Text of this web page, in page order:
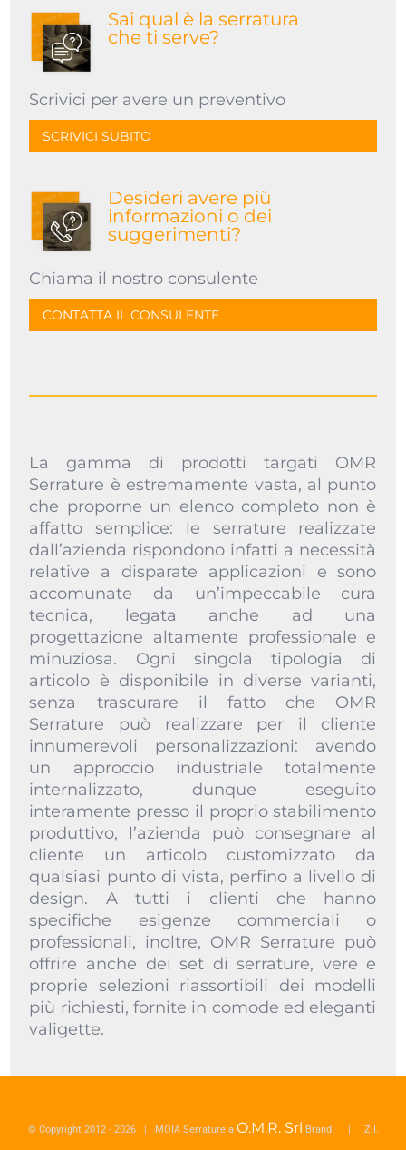
Sai qual è la serratura
che ti serve?
Scrivici per avere un preventivo
SCRIVICI SUBITO
Desideri avere più
informazioni o dei
suggerimenti?
Chiama il nostro consulente
CONTATTA IL CONSULENTE
La gamma di prodotti targati OMR
Serrature è estremamente vasta, al punto
che proporne un elenco completo non è
affatto semplice: le serrature realizzate
dall’azienda rispondono infatti a necessità
relative a disparate applicazioni e sono
accomunate da un’impeccabile cura
tecnica, legata anche ad una
progettazione altamente professionale e
minuziosa. Ogni singola tipologia di
articolo è disponibile in diverse varianti,
senza trascurare il fatto che OMR
Serrature può realizzare per il cliente
innumerevoli personalizzazioni: avendo
un approccio industriale totalmente
internalizzato, dunque eseguito
interamente presso il proprio stabilimento
produttivo, l’azienda può consegnare al
cliente un articolo customizzato da
qualsiasi punto di vista, perfino a livello di
design. A tutti i clienti che hanno
specifiche esigenze commerciali o
professionali, inoltre, OMR Serrature può
offrire anche dei set di serrature, vere e
proprie selezioni riassortibili dei modelli
più richiesti, fornite in comode ed eleganti
valigette.
© Copyright 2012 - 2026 | MOIA Serrature a O.M.R. Srl Brand | Z.I.